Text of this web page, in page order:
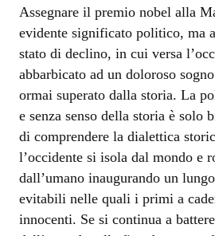
Assegnare il premio nobel alla
evidente significato politico, ma
stato di declino, in cui versa
abbarbicato ad un doloroso
ormai superato dalla storia. La
e senza senso della storia è solo
di comprendere la dialettica
l’occidente si isola dal mondo e
dall’umano inaugurando un
evitabili nelle quali i primi a
innocenti. Se si continua a